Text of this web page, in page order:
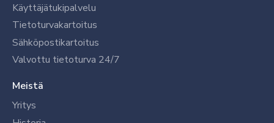
Käyttäjätukipalvelu
Tietoturvakartoitus
Sähköpostikartoitus
Valvottu tietoturva 24/7
Meistä
Yritys